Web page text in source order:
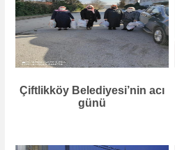
Çiftlikköy Belediyesi’nin acı
günü